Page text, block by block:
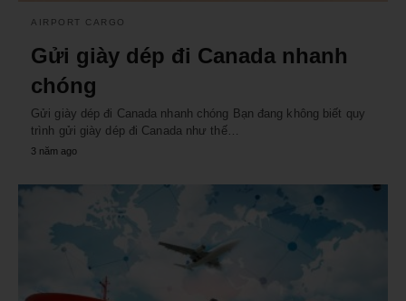
AIRPORT CARGO
Gửi giày dép đi Canada nhanh
chóng
Gửi giày dép đi Canada nhanh chóng Bạn đang không biết quy
trình gửi giày dép đi Canada như thế…
3 năm ago